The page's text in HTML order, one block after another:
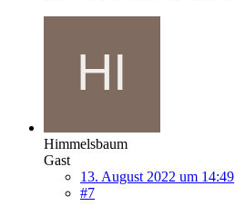
Himmelsbaum
Gast
13. August 2022 um 14:49
#7